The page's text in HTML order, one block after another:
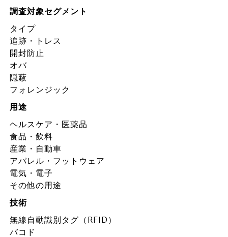
調査対象セグメント
タイプ
追跡・トレス
開封防止
オバ
隠蔽
フォレンジック
用途
ヘルスケア・医薬品
食品・飲料
産業・自動車
アパレル・フットウェア
電気・電子
その他の用途
技術
無線自動識別タグ（RFID）
バコド